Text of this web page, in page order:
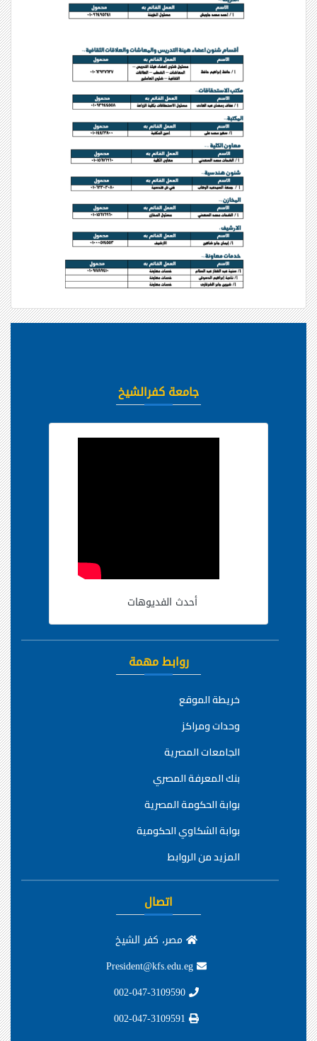
جامعة كفرالشيخ
أحدث الفديوهات
روابط مهمة
خريطة الموقع
وحدات ومراكز
الجامعات المصرية
بنك المعرفة المصري
بوابة الحكومة المصرية
بوابة الشكاوي الحكومية
المزيد من الروابط
اتصال
مصر، كفر الشيخ